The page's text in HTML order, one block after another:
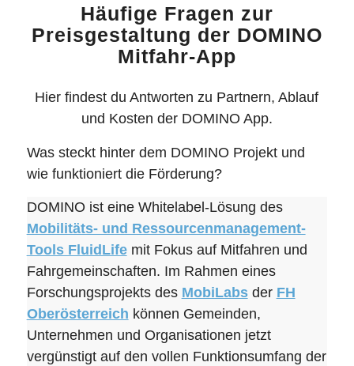
Häufige Fragen zur
Preisgestaltung der DOMINO
Mitfahr-App
Hier findest du Antworten zu Partnern, Ablauf
und Kosten der DOMINO App.
Was steckt hinter dem DOMINO Projekt und
wie funktioniert die Förderung?
DOMINO ist eine Whitelabel-Lösung des
Mobilitäts- und Ressourcenmanagement-
Tools FluidLifemit Fokus auf Mitfahren und
Fahrgemeinschaften. Im Rahmen eines
Forschungsprojekts des MobiLabsder FH
Oberösterreich können Gemeinden,
Unternehmen und Organisationen jetzt
vergünstigt auf den vollen Funktionsumfang der